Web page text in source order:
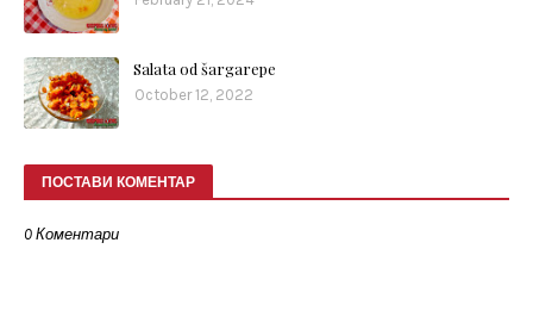
Salata od šargarepe
October 12, 2022
ПОСТАВИ КОМЕНТАР
0 Коментари